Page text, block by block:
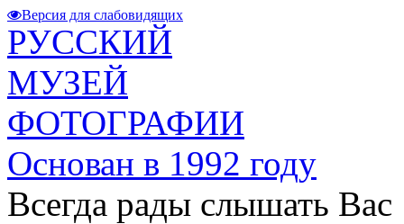
Версия для слабовидящих
РУССКИЙ
МУЗЕЙ
ФОТОГРАФИИ
Основан в 1992 году
Всегда рады слышать Вас